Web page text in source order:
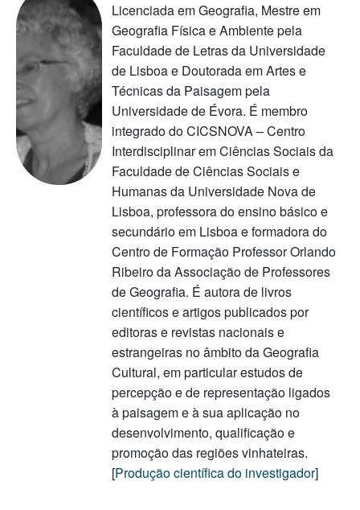
Licenciada em Geografia, Mestre em
Geografia Física e Ambiente pela
Faculdade de Letras da Universidade
de Lisboa e Doutorada em Artes e
Técnicas da Paisagem pela
Universidade de Évora. É membro
integrado do CICSNOVA – Centro
Interdisciplinar em Ciências Sociais da
Faculdade de Ciências Sociais e
Humanas da Universidade Nova de
Lisboa, professora do ensino básico e
secundário em Lisboa e formadora do
Centro de Formação Professor Orlando
Ribeiro da Associação de Professores
de Geografia. É autora de livros
científicos e artigos publicados por
editoras e revistas nacionais e
estrangeiras no âmbito da Geografia
Cultural, em particular estudos de
percepção e de representação ligados
à paisagem e à sua aplicação no
desenvolvimento, qualificação e
promoção das regiões vinhateiras.
[Produção científica do investigador]